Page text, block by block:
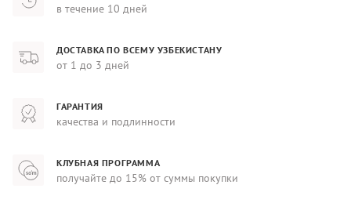
в течение 10 дней
ДОСТАВКА ПО ВСЕМУ УЗБЕКИСТАНУ
от 1 до 3 дней
ГАРАНТИЯ
качества и подлинности
КЛУБНАЯ ПРОГРАММА
получайте до 15% от суммы покупки